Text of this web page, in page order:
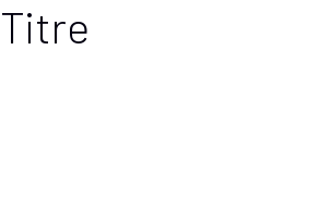
Titre